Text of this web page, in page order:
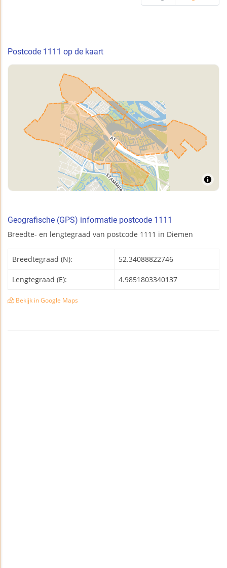
Postcode 1111 op de kaart
Geografische (GPS) informatie postcode 1111
Breedte- en lengtegraad van postcode 1111 in Diemen
Breedtegraad (N): 52.34088822746
Lengtegraad (E): 4.9851803340137
Bekijk in Google Maps